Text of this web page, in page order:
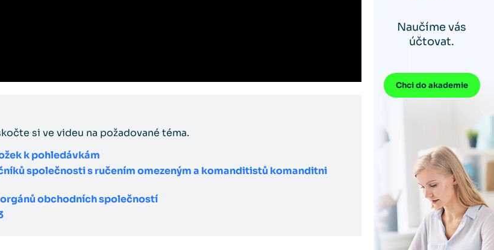
si ve videu na požadované téma.
k pohledávkám
společnosti s ručením omezeným a komanditistů komanditni
obchodních společností
Naučíme vás
účtovat.
Chci do akademie